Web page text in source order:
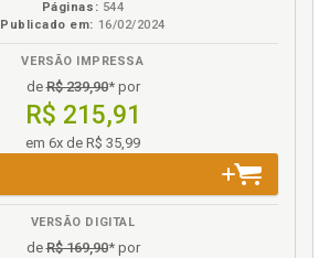
Páginas: 544
Publicado em: 16/02/2024
VERSÃO IMPRESSA
deR$ 239,90* por
R$ 215,91
em 6x de R$ 35,99
VERSÃO DIGITAL
deR$ 169,90* por